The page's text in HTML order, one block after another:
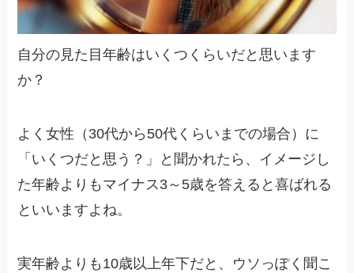
自分の見た目年齢はいくつくらいだと思います
か？
よく女性（30代から50代くらいまでの場合）に
「いくつだと思う？」と聞かれたら、イメージし
た年齢よりもマイナス3～5歳を答えると喜ばれる
といいますよね。
実年齢よりも10歳以上年下だと、ウソっぽく聞こ